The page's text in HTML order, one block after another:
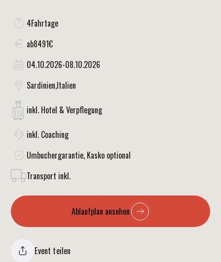
4Fahrtage
ab8491€
04.10.2026-08.10.2026
Sardinien,Italien
inkl. Hotel & Verpflegung
inkl. Coaching
Umbuchergarantie, Kasko optional
Transport inkl.
Ablaufplan ansehen
Event teilen